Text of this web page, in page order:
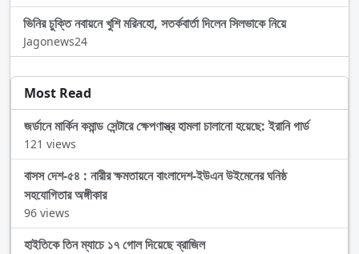
ভিনির চুক্তি নবায়নে খুশি মরিনহো, সতর্কবার্তা দিলেন সিলভাকে নিয়ে
Jagonews24
Most Read
জর্ডানে মার্কিন কমান্ড সেন্টারে ক্ষেপণাস্ত্র হামলা চালানো হয়েছে: ইরানি গার্ড
121 views
বাসস দেশ-৫৪ : নারীর ক্ষমতায়নে বাংলাদেশ-ইউএন উইমেনের ঘনিষ্ঠ
সহযোগিতার অঙ্গীকার
96 views
হাইতিকে তিন ম্যাচে ১৭ গোল দিয়েছে ব্রাজিল